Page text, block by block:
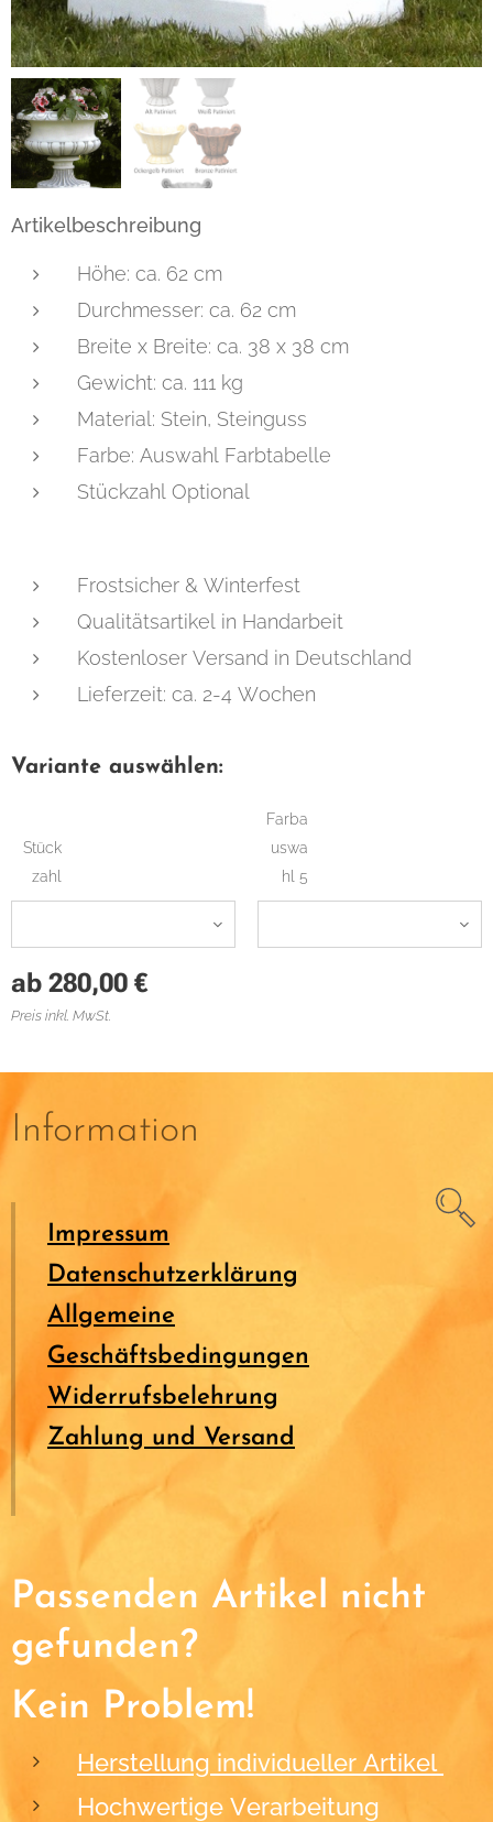
Artikelbeschreibung
Höhe: ca. 62 cm
Durchmesser: ca. 62 cm
Breite x Breite: ca. 38 x 38 cm
Gewicht: ca. 111 kg
Material: Stein, Steinguss
Farbe: Auswahl Farbtabelle
Stückzahl Optional
Frostsicher & Winterfest
Qualitätsartikel in Handarbeit
Kostenloser Versand in Deutschland
Lieferzeit: ca. 2-4 Wochen
Variante auswählen:
Stück
zahl
Farba
uswa
hl 5
ab 280,00 €
Preis inkl. MwSt.
Information
Impressum
Datenschutzerklärung
Allgemeine
Geschäftsbedingungen
Widerrufsbelehrung
Zahlung und Versand
Passenden Artikel nicht
gefunden?
Kein Problem!
Herstellung individueller Artikel
Hochwertige Verarbeitung